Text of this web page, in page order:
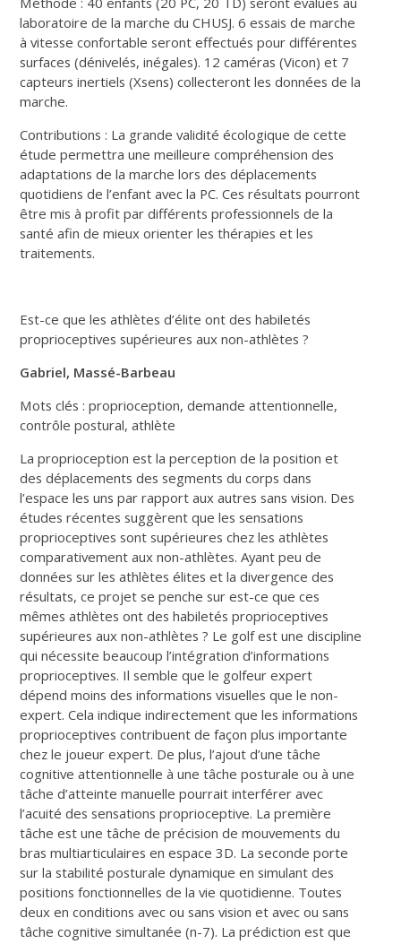
laboratoire de la marche du CHUSJ. 6 essais de marche
à vitesse confortable seront effectués pour différentes
surfaces (dénivelés, inégales). 12 caméras (Vicon) et 7
capteurs inertiels (Xsens) collecteront les données de la
marche.
Contributions : La grande validité écologique de cette
étude permettra une meilleure compréhension des
adaptations de la marche lors des déplacements
quotidiens de l’enfant avec la PC. Ces résultats pourront
être mis à profit par différents professionnels de la
santé afin de mieux orienter les thérapies et les
traitements.
Est-ce que les athlètes d’élite ont des habiletés
proprioceptives supérieures aux non-athlètes ?
Gabriel, Massé-Barbeau
Mots clés : proprioception, demande attentionnelle,
contrôle postural, athlète
La proprioception est la perception de la position et
des déplacements des segments du corps dans
l’espace les uns par rapport aux autres sans vision. Des
études récentes suggèrent que les sensations
proprioceptives sont supérieures chez les athlètes
comparativement aux non-athlètes. Ayant peu de
données sur les athlètes élites et la divergence des
résultats, ce projet se penche sur est-ce que ces
mêmes athlètes ont des habiletés proprioceptives
supérieures aux non-athlètes ? Le golf est une discipline
qui nécessite beaucoup l’intégration d’informations
proprioceptives. Il semble que le golfeur expert
dépend moins des informations visuelles que le non-
expert. Cela indique indirectement que les informations
proprioceptives contribuent de façon plus importante
chez le joueur expert. De plus, l’ajout d’une tâche
cognitive attentionnelle à une tâche posturale ou à une
tâche d’atteinte manuelle pourrait interférer avec
l’acuité des sensations proprioceptive. La première
tâche est une tâche de précision de mouvements du
bras multiarticulaires en espace 3D. La seconde porte
sur la stabilité posturale dynamique en simulant des
positions fonctionnelles de la vie quotidienne. Toutes
deux en conditions avec ou sans vision et avec ou sans
tâche cognitive simultanée (n-7). La prédiction est que